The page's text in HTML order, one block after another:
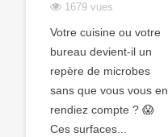
1679 vues
Votre cuisine ou votre
bureau devient-il un
repère de microbes
sans que vous vous en
rendiez compte ? 😱
Ces surfaces...